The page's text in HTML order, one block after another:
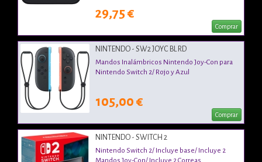
29,75 €
Comprar
NINTENDO - SW2 JOYC BL RD
Mandos Inalámbricos Nintendo Joy-Con para
Nintendo Switch 2/ Rojo y Azul
105,00 €
Comprar
NINTENDO - SWITCH 2
Nintendo Switch 2/ Incluye base/ Incluye 2
Mandos Joy-Con/ Incluye 2 Correas